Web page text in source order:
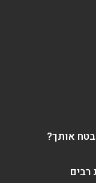
אותך?
רבים